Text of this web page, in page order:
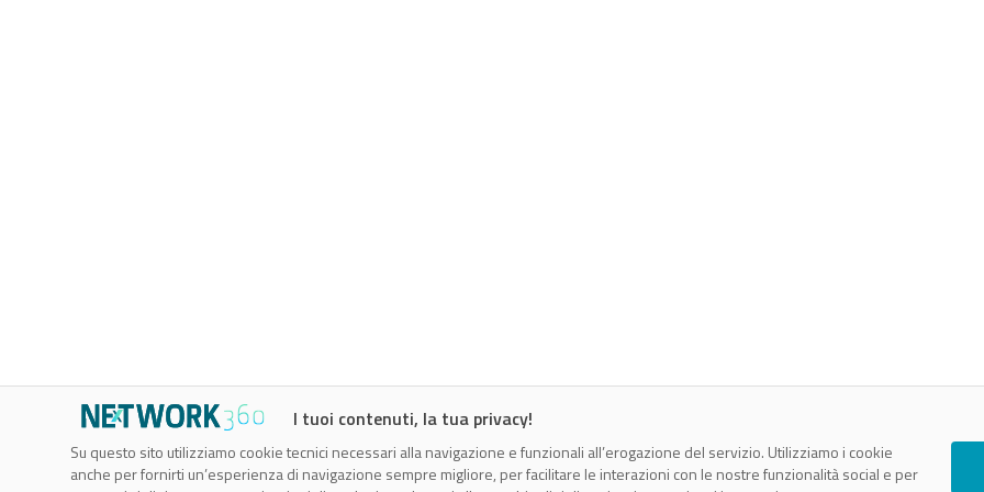
CTMobi s.r.l.
I tuoi contenuti, la tua privacy!
Su questo sito utilizziamo cookie tecnici necessari alla navigazione e funzionali all’erogazione del servizio. Utilizziamo i cookie
anche per fornirti un’esperienza di navigazione sempre migliore, per facilitare le interazioni con le nostre funzionalità social e per